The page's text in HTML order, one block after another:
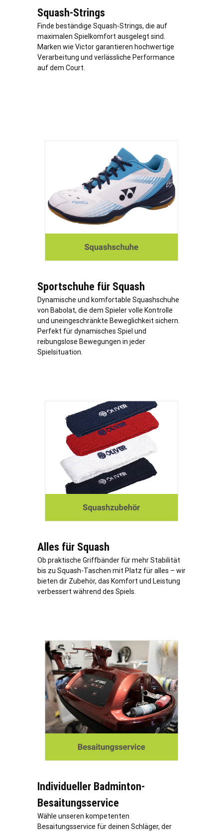
Squash-Strings
Finde beständige Squash-Strings, die auf
maximalen Spielkomfort ausgelegt sind.
Marken wie Victor garantieren hochwertige
Verarbeitung und verlässliche Performance
auf dem Court.
Sportschuhe für Squash
Dynamische und komfortable Squashschuhe
von Babolat, die dem Spieler volle Kontrolle
und uneingeschränkte Beweglichkeit sichern.
Perfekt für dynamisches Spiel und
reibungslose Bewegungen in jeder
Spielsituation.
Alles für Squash
Ob praktische Griffbänder für mehr Stabilität
bis zu Squash-Taschen mit Platz für alles – wir
bieten dir Zubehör, das Komfort und Leistung
verbessert während des Spiels.
Individueller Badminton-
Besaitungsservice
Wähle unseren kompetenten
Besaitungsservice für deinen Schläger, der